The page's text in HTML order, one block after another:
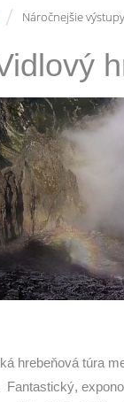
/ Náročnejšie výstupy
hrebeňová túra